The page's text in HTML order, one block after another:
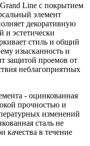
Line с покрытием
элемент
декоративную
эстетически
стиль и общий
изысканность и
защитой проемов от
неблагоприятных
- оцинкованная
прочностью и
изменений
сталь не
качества в течение